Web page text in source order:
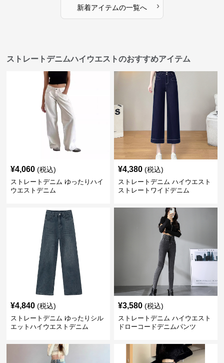
新着アイテムの一覧へ ›
ストレートデニムハイウエストのおすすめアイテム
¥4,060 (税込)
ストレートデニム ゆったりハイ
ウエストデニム
¥4,380 (税込)
ストレートデニム ハイウエスト
ストレートワイドデニム
¥4,840 (税込)
ストレートデニム ゆったりシル
エットハイウエストデニム
¥3,580 (税込)
ストレートデニム ハイウエスト
ドローコードデニムパンツ